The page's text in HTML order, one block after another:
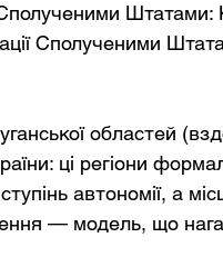
Штатами:
Сполученими
областей
ці регіони
автономії, а
— модель, що